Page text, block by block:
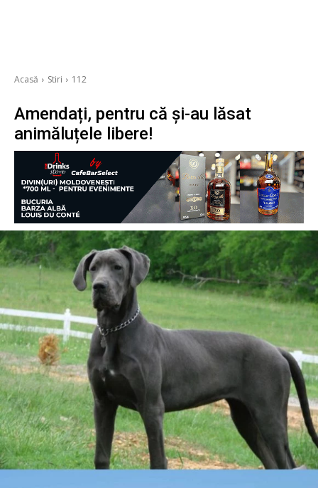
Acasă Stiri 112
Amendați, pentru că și-au lăsat
animăluțele libere!